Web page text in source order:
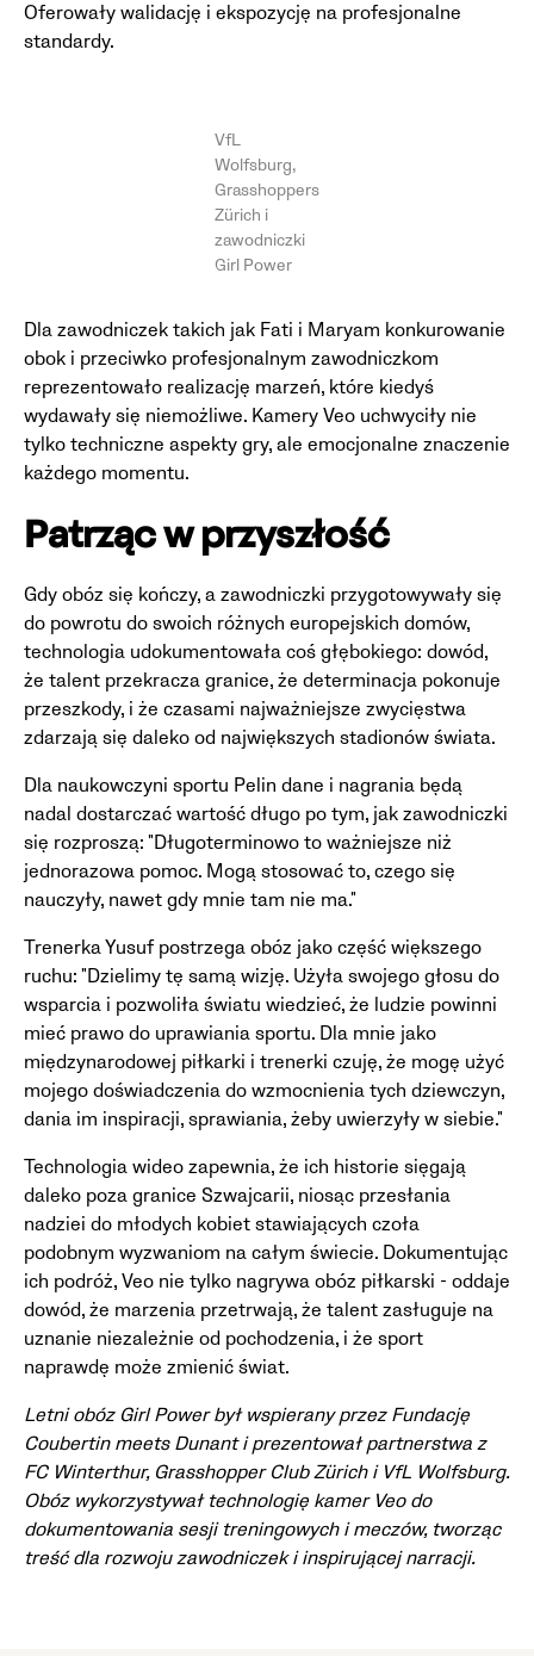
Oferowały walidację i ekspozycję na profesjonalne
standardy.
VfL
Wolfsburg,
Grasshoppers
Zürich i
zawodniczki
Girl Power
Dla zawodniczek takich jak Fati i Maryam konkurowanie
obok i przeciwko profesjonalnym zawodniczkom
reprezentowało realizację marzeń, które kiedyś
wydawały się niemożliwe. Kamery Veo uchwyciły nie
tylko techniczne aspekty gry, ale emocjonalne znaczenie
każdego momentu.
Patrząc w przyszłość
Gdy obóz się kończy, a zawodniczki przygotowywały się
do powrotu do swoich różnych europejskich domów,
technologia udokumentowała coś głębokiego: dowód,
że talent przekracza granice, że determinacja pokonuje
przeszkody, i że czasami najważniejsze zwycięstwa
zdarzają się daleko od największych stadionów świata.
Dla naukowczyni sportu Pelin dane i nagrania będą
nadal dostarczać wartość długo po tym, jak zawodniczki
się rozproszą: "Długoterminowo to ważniejsze niż
jednorazowa pomoc. Mogą stosować to, czego się
nauczyły, nawet gdy mnie tam nie ma."
Trenerka Yusuf postrzega obóz jako część większego
ruchu: "Dzielimy tę samą wizję. Użyła swojego głosu do
wsparcia i pozwoliła światu wiedzieć, że ludzie powinni
mieć prawo do uprawiania sportu. Dla mnie jako
międzynarodowej piłkarki i trenerki czuję, że mogę użyć
mojego doświadczenia do wzmocnienia tych dziewczyn,
dania im inspiracji, sprawiania, żeby uwierzyły w siebie."
Technologia wideo zapewnia, że ich historie sięgają
daleko poza granice Szwajcarii, niosąc przesłania
nadziei do młodych kobiet stawiających czoła
podobnym wyzwaniom na całym świecie. Dokumentując
ich podróż, Veo nie tylko nagrywa obóz piłkarski - oddaje
dowód, że marzenia przetrwają, że talent zasługuje na
uznanie niezależnie od pochodzenia, i że sport
naprawdę może zmienić świat.
Letni obóz Girl Power był wspierany przez Fundację
Coubertin meets Dunant i prezentował partnerstwa z
FC Winterthur, Grasshopper Club Zürich i VfL Wolfsburg.
Obóz wykorzystywał technologię kamer Veo do
dokumentowania sesji treningowych i meczów, tworząc
treść dla rozwoju zawodniczek i inspirującej narracji.